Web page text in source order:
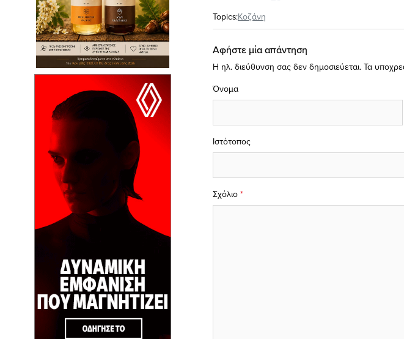
Topics:Κοζάνη
Αφήστε μία απάντηση
Η ηλ. διεύθυνση σας δεν δημοσιεύεται. Τα
Σχόλιο *
Όνομα
Ιστότοπος